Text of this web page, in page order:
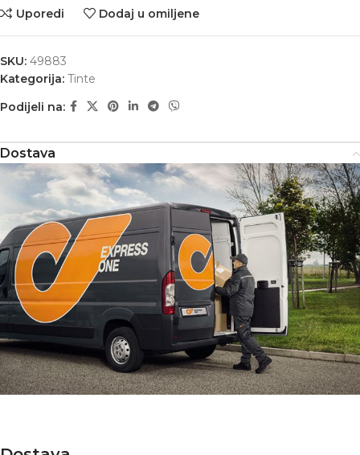
Uporedi Dodaj u omiljene
SKU: 49883
Kategorija: Tinte
Podijeli na:
Dostava